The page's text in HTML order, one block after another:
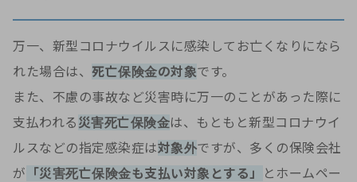
万一、新型コロナウイルスに感染してお亡くなりになら
れた場合は、 死亡保険金の対象です。
また、不慮の事故など災害時に万一のことがあった際に
支払われる 災害死亡保険金は、もともと新型コロナウイ
ルスなどの指定感染症は対象外ですが、多くの保険会社
が 「災害死亡保険金も支払い対象とする」
とホームペー